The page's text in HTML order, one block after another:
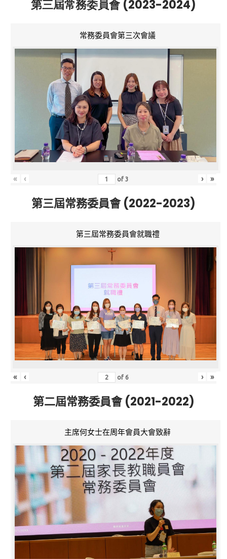
第三屆常務委員會 (2023-2024)
常務委員會第三次會議
« ‹ of3 › »
第三屆常務委員會 (2022-2023)
第三屆常務委員會就職禮
« ‹ of 6 › »
第二屆常務委員會 (2021-2022)
主席何女士在周年會員大會致辭